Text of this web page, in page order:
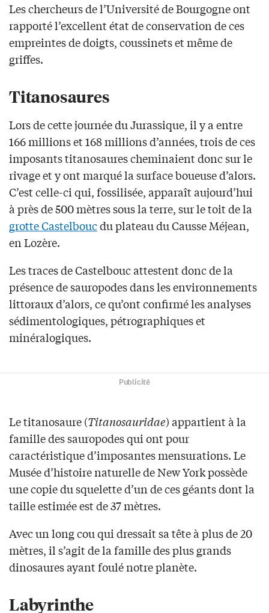
Les chercheurs de l’Université de Bourgogne ont
rapporté l’excellent état de conservation de ces
empreintes de doigts, coussinets et même de
griffes.
Titanosaures
Lors de cette journée du Jurassique, il y a entre
166 millions et 168 millions d’années, trois de ces
imposants titanosaures cheminaient donc sur le
rivage et y ont marqué la surface boueuse d’alors.
C’est celle-ci qui, fossilisée, apparaît aujourd’hui
à près de 500 mètres sous la terre, sur le toit de la
grotte Castelboucdu plateau du Causse Méjean,
en Lozère.
Les traces de Castelbouc attestent donc de la
présence de sauropodes dans les environnements
littoraux d’alors, ce qu’ont confirmé les analyses
sédimentologiques, pétrographiques et
minéralogiques.
Publicité
Le titanosaure (Titanosauridae) appartient à la
famille des sauropodes qui ont pour
caractéristique d’imposantes mensurations. Le
Musée d’histoire naturelle de New York possède
une copie du squelette d’un de ces géants dont la
taille estimée est de 37 mètres.
Avec un long cou qui dressait sa tête à plus de 20
mètres, il s’agit de la famille des plus grands
dinosaures ayant foulé notre planète.
Labyrinthe